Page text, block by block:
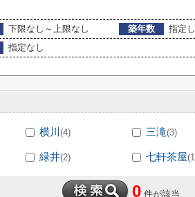
下限なし～上限なし 築年数
指定
指定なし
横川 (4) 三滝(3)
緑井(2) 七軒茶屋
0 件が該当